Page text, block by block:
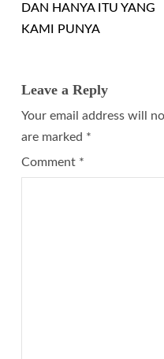
DAN HANYA ITU YANG
KAMI PUNYA
Leave a Reply
Your email address will
are marked *
Comment *